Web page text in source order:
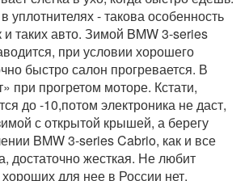
уплотнителях - такова особенность
и таких авто. Зимой BMW 3-series
при условии хорошего
быстро салон прогревается. В
при прогретом моторе. Кстати,
до -10,потом электроника не даст,
с открытой крышей, а берегу
BMW 3-series Cabrio, как и все
достаточно жесткая. Не любит
для нее в России нет.